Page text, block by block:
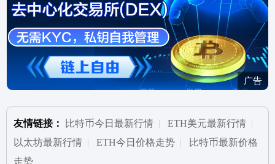
广告
友情链接： 比特币今日最新行情 |ETH美元最新行情 |
以太坊最新行情 |ETH今日价格走势 | 比特币最新价格
走势